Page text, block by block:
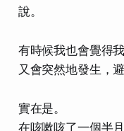
說。
有時候我也會覺得
又會突然地發生，
實在是。
在咳嗽咳了一個半